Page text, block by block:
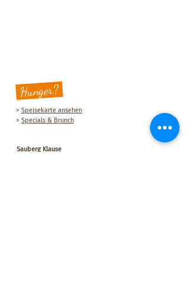
Hunger?
> Speisekarte ansehen
> Specials & Brunch
Sauberg Klause